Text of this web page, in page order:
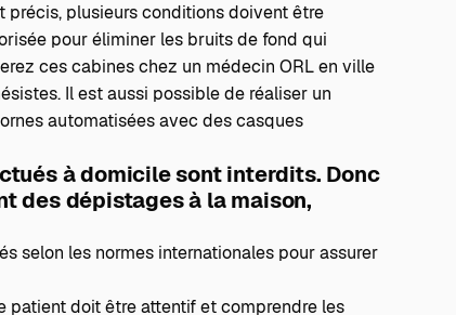
plusieurs conditions doivent être
pour éliminer les bruits de fond qui
ces cabines chez un médecin ORL en ville
. Il est aussi possible de réaliser un
automatisées avec des casques
à domicile sont interdits. Donc
des dépistages à la maison,
selon les normes internationales pour assurer
patient doit être attentif et comprendre les